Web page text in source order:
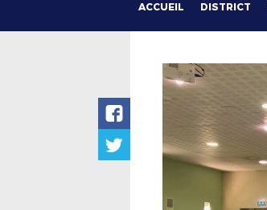
ACCUEIL DISTRICT